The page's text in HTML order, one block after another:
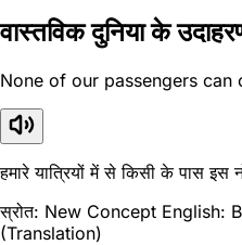
वास्तविक दुनिया के
None of our passengers can
हमारे यात्रियों में से किसी के पास इस
स्रोत: New Concept English:
(Translation)